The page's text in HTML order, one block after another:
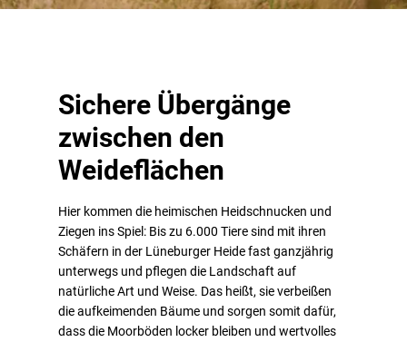
Sichere Übergänge
zwischen den
Weideflächen
Hier kommen die heimischen Heidschnucken und
Ziegen ins Spiel: Bis zu 6.000 Tiere sind mit ihren
Schäfern in der Lüneburger Heide fast ganzjährig
unterwegs und pflegen die Landschaft auf
natürliche Art und Weise. Das heißt, sie verbeißen
die aufkeimenden Bäume und sorgen somit dafür,
dass die Moorböden locker bleiben und wertvolles